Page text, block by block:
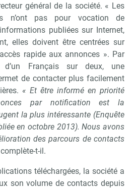
général de la société. « Les
n’ont pas pour vocation de
publiées sur Internet,
elles doivent être centrées sur
rapide aux annonces ». Par
Français sur deux, une
de contacter plus facilement
« Et être informé en priorité
par notification est la
la plus intéressante (Enquête
en octobre 2013). Nous avons
des parcours de contacts
complète-t-il.
téléchargées, la société a
son volume de contacts depuis